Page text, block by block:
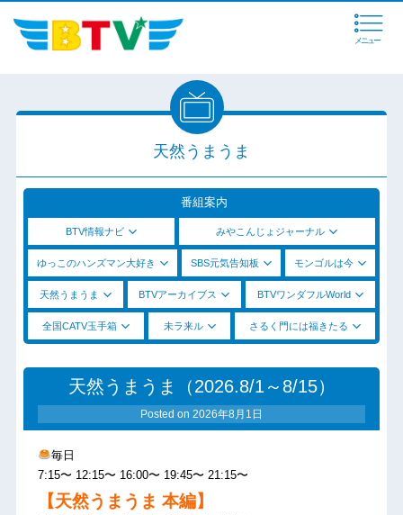
メニュー
天然うまうま
番組案内
BTV情報ナビ みやこんじょジャーナル
ゆっこのハンズマン大好き SBS元気告知板 モンゴルは今
天然うまうま BTVアーカイブス BTVワンダフルWorld
全国CATV玉手箱 未ラ来ル さるく門には福きたる
天然うまうま（2026.8/1～8/15）
Posted on 2026年8月1日
毎日
7:15〜 12:15〜 16:00〜 19:45〜 21:15〜
【天然うまうま 本編】